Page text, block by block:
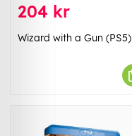
204 kr
Wizard with a Gun (PS5)